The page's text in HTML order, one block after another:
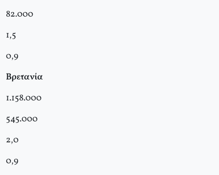
82.000
1,5
0,9
Βρετανία
1.158.000
545.000
2,0
0,9